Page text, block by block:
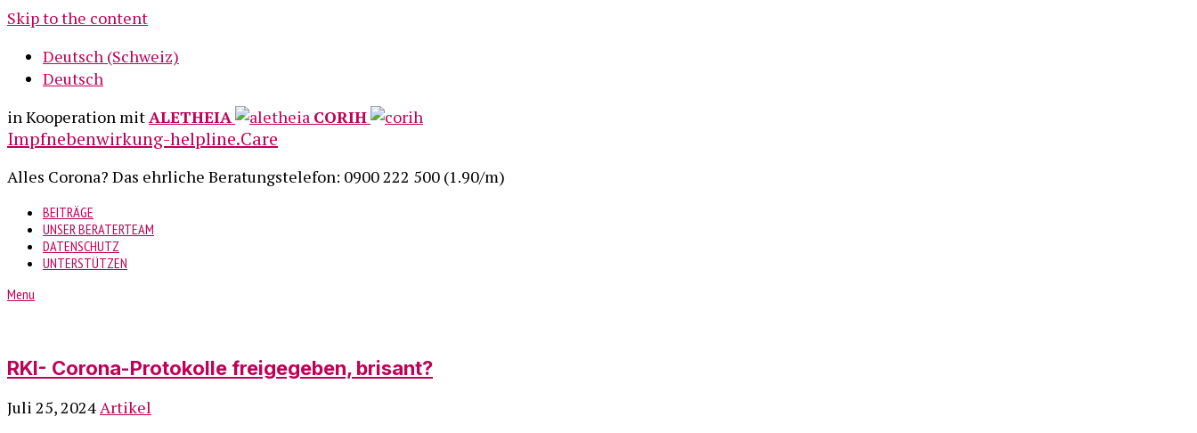
Skip to the content
Deutsch (Schweiz)
Deutsch
in Kooperation mitALETHEIA CORIH
Impfnebenwirkung-helpline.Care
Alles Corona? Das ehrliche Beratungstelefon: 0900 222 500 (1.90/m)
BEITRÄGE
UNSER BERATERTEAM
DATENSCHUTZ
UNTERSTÜTZEN
Menu
RKI- Corona-Protokolle freigegeben, brisant?
Juli 25, 2024 Artikel